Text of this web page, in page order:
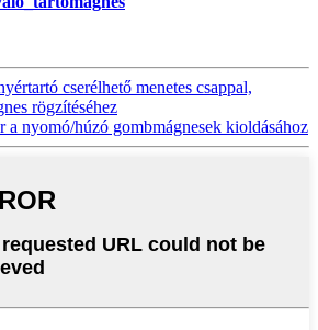
cserélhető menetes csappal,
rögzítéséhez
a nyomó/húzó gombmágnesek kioldásához